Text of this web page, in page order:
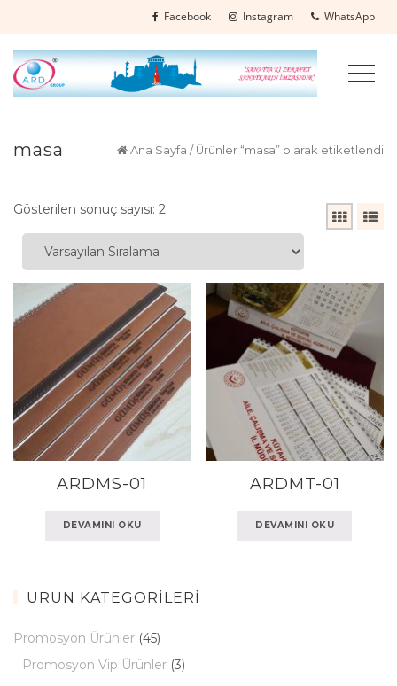
Facebook Instagram WhatsApp
masa Ana Sayfa / Ürünler “masa” olarak etiketlendi
Gösterilen sonuç sayısı: 2
ARDMS-01
DEVAMINI OKU
ARDMT-01
DEVAMINI OKU
ÜRÜN KATEGORILERI
Promosyon Ürünler (45)
Promosyon Vip Ürünler (3)